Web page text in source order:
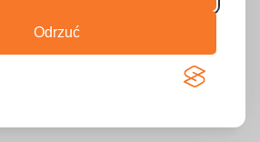
Odrzuć